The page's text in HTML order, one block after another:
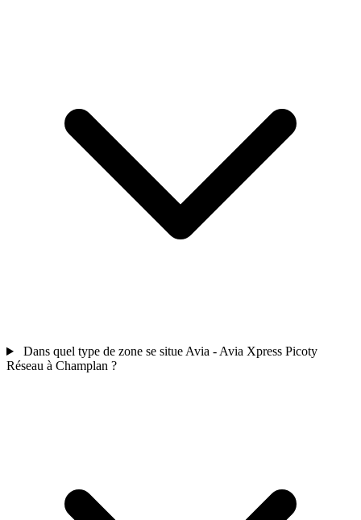
Dans quel type de zone se situe Avia - Avia Xpress Picoty
Réseau à Champlan ?